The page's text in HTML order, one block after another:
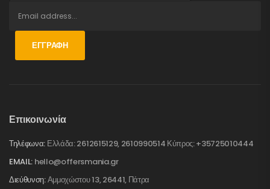
ΕΓΓΡΑΦΉ
Επικοινωνία
Τηλέφωνα: Ελλάδα: 2612615129, 2610990514 Κύπρος: +35725010444
EMAIL: hello@offersmania.gr
Διεύθυνση:Αμμοχώστου 13, 26441, Πάτρα